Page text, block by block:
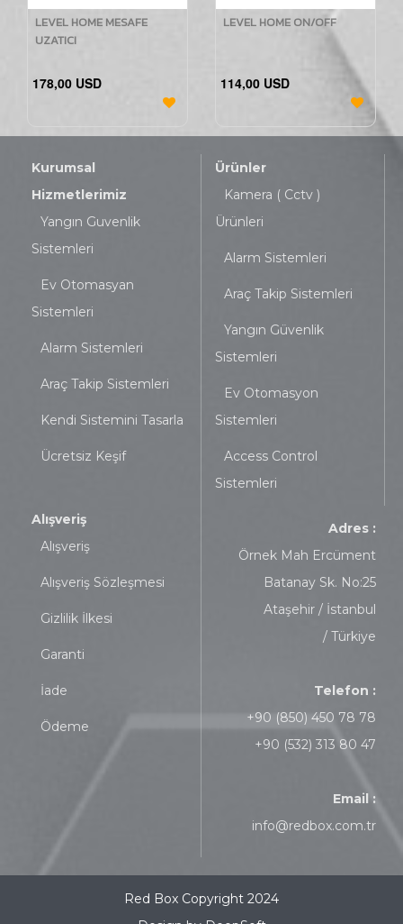
LEVEL HOME MESAFE
UZATICI
178,00 USD
LEVEL HOME ON/OFF
114,00 USD
Kurumsal
Hizmetlerimiz
Yangın Guvenlik
Sistemleri
Ev Otomasyan
Sistemleri
Alarm Sistemleri
Araç Takip Sistemleri
Kendi Sistemini Tasarla
Ücretsiz Keşif
Ürünler
Kamera ( Cctv )
Ürünleri
Alarm Sistemleri
Araç Takip Sistemleri
Yangın Güvenlik
Sistemleri
Ev Otomasyon
Sistemleri
Access Control
Sistemleri
Alışveriş
Alışveriş
Alışveriş Sözleşmesi
Gizlilik İlkesi
Garanti
İade
Ödeme
Adres :
Örnek Mah Ercüment
Batanay Sk. No:25
Ataşehir / İstanbul
/ Türkiye
Telefon :
+90 (850) 450 78 78
+90 (532) 313 80 47
Email :
info@redbox.com.tr
Red Box Copyright 2024